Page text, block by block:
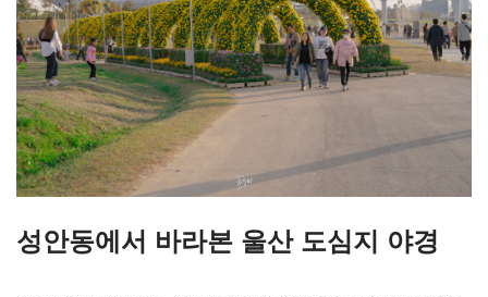
성안동에서 바라본 울산 도심지 야경